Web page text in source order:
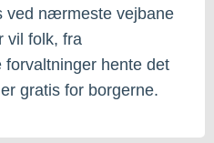
ved nærmeste vejbane
vil folk, fra
forvaltninger hente det
gratis for borgerne.